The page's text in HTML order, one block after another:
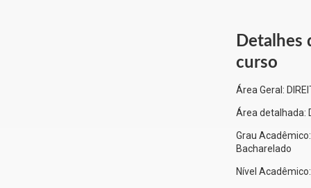
Detalhes
curso
Área Geral:
Área detalhada:
Grau Acadêmico:
Bacharelado
Nível